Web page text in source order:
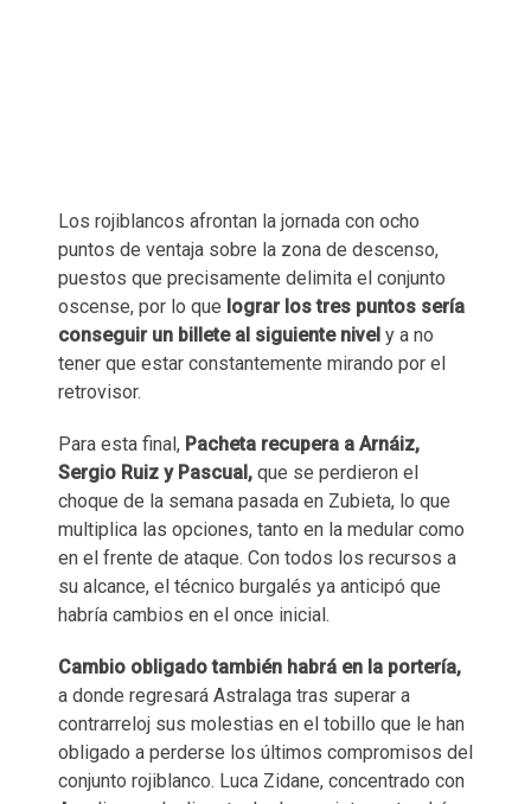
Los rojiblancos afrontan la jornada con ocho
puntos de ventaja sobre la zona de descenso,
puestos que precisamente delimita el conjunto
oscense, por lo que lograr los tres puntos sería
conseguir un billete al siguiente nivel y a no
tener que estar constantemente mirando por el
retrovisor.
Para esta final, Pacheta recupera a Arnáiz,
Sergio Ruiz y Pascual, que se perdieron el
choque de la semana pasada en Zubieta, lo que
multiplica las opciones, tanto en la medular como
en el frente de ataque. Con todos los recursos a
su alcance, el técnico burgalés ya anticipó que
habría cambios en el once inicial.
Cambio obligado también habrá en la portería,
a donde regresará Astralaga tras superar a
contrarreloj sus molestias en el tobillo que le han
obligado a perderse los últimos compromisos del
conjunto rojiblanco. Luca Zidane, concentrado con